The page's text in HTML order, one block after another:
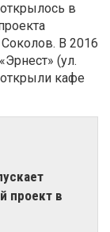
в
В 2016
(ул.
кафе
проект в